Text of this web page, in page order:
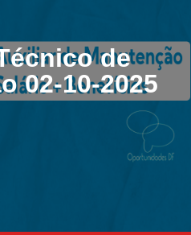
de
02-10-2025